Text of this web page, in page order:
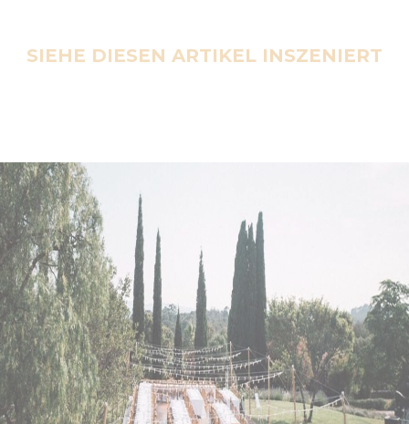
SIEHE DIESEN ARTIKEL INSZENIERT